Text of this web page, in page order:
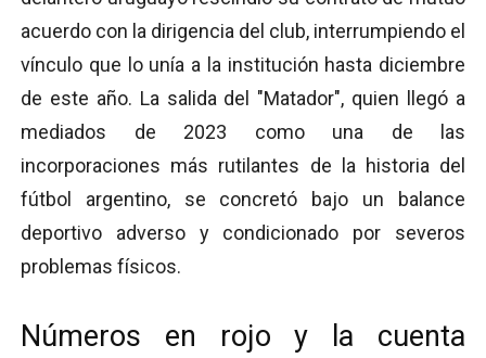
acuerdo con la dirigencia del club, interrumpiendo el
vínculo que lo unía a la institución hasta diciembre
de este año. La salida del "Matador", quien llegó a
mediados de 2023 como una de las
incorporaciones más rutilantes de la historia del
fútbol argentino, se concretó bajo un balance
deportivo adverso y condicionado por severos
problemas físicos.
Números en rojo y la cuenta